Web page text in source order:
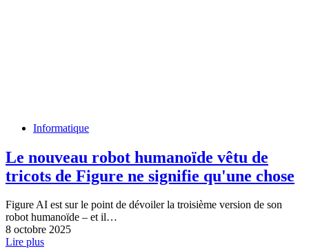
Informatique
Le nouveau robot humanoïde vêtu de
tricots de Figure ne signifie qu'une chose
Figure AI est sur le point de dévoiler la troisième version de son
robot humanoïde – et il…
8 octobre 2025
Lire plus